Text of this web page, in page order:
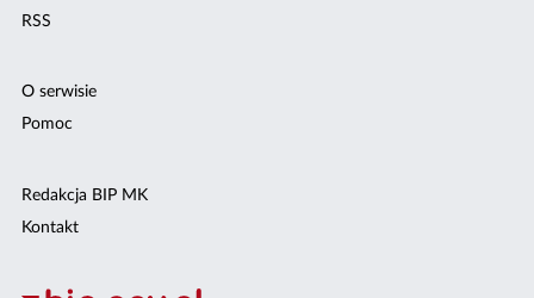
RSS
O serwisie
Pomoc
Redakcja BIP MK
Kontakt